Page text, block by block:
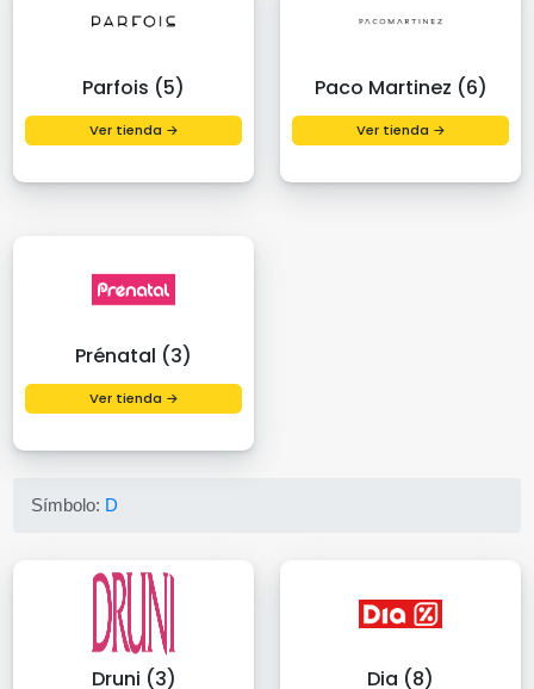
Parfois (5)
Ver tienda →
Paco Martinez (6)
Ver tienda →
Prénatal (3)
Ver tienda →
Símbolo: D
Druni (3) Dia (8)